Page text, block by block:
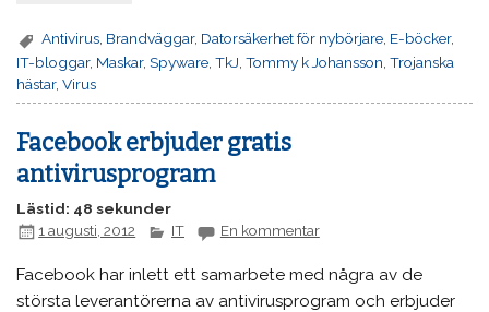
Antivirus Brandväggar, Datorsäkerhet för nybörjare E-böcker,
IT-bloggar, Maskar,Spyware ,TkJ ,Tommy k Johansson ,Trojanska
hästar,Virus
Facebook erbjuder gratis
antivirusprogram
Lästid: 48 sekunder
1 augusti, 2012
IT En kommentar
Facebook har inlett ett samarbete med några av de
största leverantörerna av antivirusprogram och erbjuder